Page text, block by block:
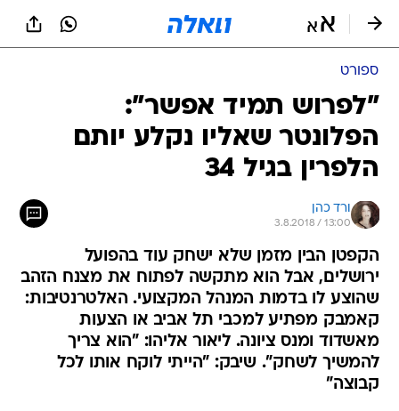
ספורט
"לפרוש תמיד אפשר":
הפלונטר שאליו נקלע יותם
הלפרין בגיל 34
ורד כהן
3.8.2018 / 13:00
הקפטן הבין מזמן שלא ישחק עוד בהפועל
ירושלים, אבל הוא מתקשה לפתוח את מצנח הזהב
שהוצע לו בדמות המנהל המקצועי. האלטרנטיבות:
קאמבק מפתיע למכבי תל אביב או הצעות
מאשדוד ומנס ציונה. ליאור אליהו: "הוא צריך
להמשיך לשחק". שיבק: "הייתי לוקח אותו לכל
קבוצה"